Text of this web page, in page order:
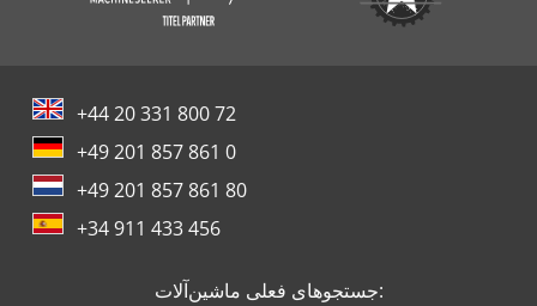
+44 20 331 800 72
+49 201 857 861 0
+49 201 857 861 80
+34 911 433 456
جستجوهای فعلی ماشین‌آلات: